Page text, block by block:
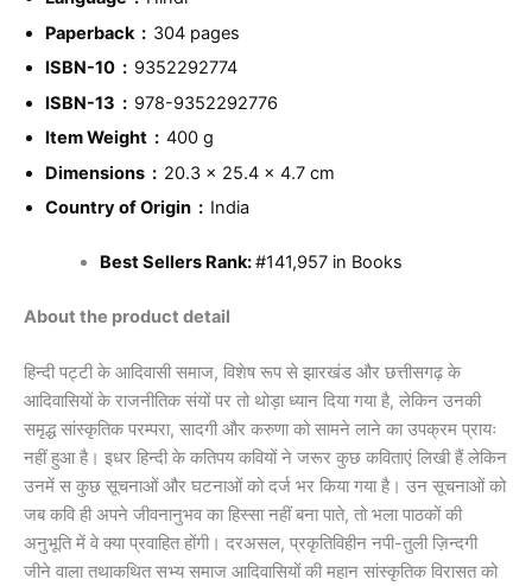
Paperback ‏ : ‎ 304 pages
ISBN-10 ‏ : ‎ 9352292774
ISBN-13 ‏ : ‎ 978-9352292776
Item Weight ‏ : ‎ 400 g
Dimensions ‏ : ‎ 20.3 x 25.4 x 4.7 cm
Country of Origin ‏ : ‎ India
Best Sellers Rank:#141,957 in Books
About the product detail
हिन्दी पट्टी के आदिवासी समाज, विशेष रूप से झारखंड और छत्तीसगढ़ के
आदिवासियों के राजनीतिक संयों पर तो थोड़ा ध्यान दिया गया है, लेकिन उनकी
समृद्ध सांस्कृतिक परम्परा, सादगी और करुणा को सामने लाने का उपक्रम प्रायः
नहीं हुआ है। इधर हिन्दी के कतिपय कवियों ने जरूर कुछ कविताएं लिखी हैं लेकिन
उनमें स कुछ सूचनाओं और घटनाओं को दर्ज भर किया गया है। उन सूचनाओं को
जब कवि ही अपने जीवनानुभव का हिस्सा नहीं बना पाते, तो भला पाठकों की
अनुभूति में वे क्या प्रवाहित होंगी। दरअसल, प्रकृतिविहीन नपी-तुली ज़िन्दगी
जीने वाला तथाकथित सभ्य समाज आदिवासियों की महान सांस्कृतिक विरासत को